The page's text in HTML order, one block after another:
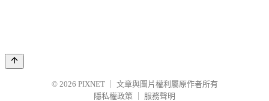
© 2026 PIXNET
文章與圖片權利屬原作者所有
隱私權政策
服務聲明